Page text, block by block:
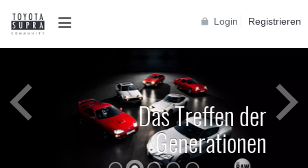
Login Registrieren
Das Treffen der
Generationen